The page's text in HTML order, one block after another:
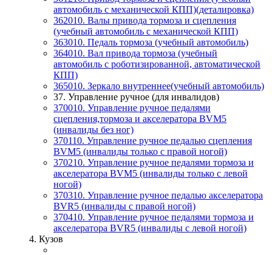
автомобиль с механической КПП)(деталировка)
362010. Валы привода тормоза и сцепления
(учебный автомобиль с механической КПП)
363010. Педаль тормоза (учебный автомобиль)
364010. Вал привода тормоза (учебный
автомобиль с роботизированной, автоматической
КПП)
365010. Зеркало внутреннее(учебный автомобиль)
37. Управление ручное (для инвалидов)
370010. Управление ручное педалями
сцепления,тормоза и акселератора BVM5
(инвалиды без ног)
370110. Управление ручное педалью сцепления
BVM5 (инвалиды только с правой ногой)
370210. Управление ручное педалями тормоза и
акселератора BVM5 (инвалиды только с левой
ногой)
370310. Управление ручное педалью акселератора
BVR5 (инвалиды с правой ногой)
370410. Управление ручное педалями тормоза и
акселератора BVR5 (инвалиды с левой ногой)
4. Кузов